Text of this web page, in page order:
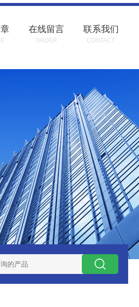
在线留言
ORDER
联系我们
CONTACT
锈钢槽式二分器/缩分器库号：